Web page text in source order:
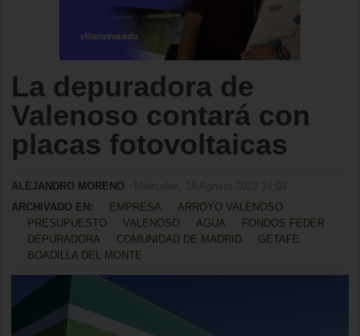
La depuradora de
Valenoso contará con
placas fotovoltaicas
ALEJANDRO MORENO
ARCHIVADO EN:
EMPRESA
ARROYO VALENOSO
PRESUPUESTO
VALENOSO AGUA
FONDOS FEDER
DEPURADORA
COMUNIDAD DE MADRID
GETAFE
BOADILLA DEL MONTE